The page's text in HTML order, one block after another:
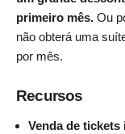
primeiro mês. Ou
não obterá uma
por mês.
Recursos
Venda de tickets